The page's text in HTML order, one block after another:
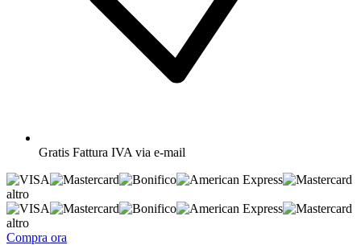
Gratis Fattura IVA via e-mail
altro
altro
Compra ora